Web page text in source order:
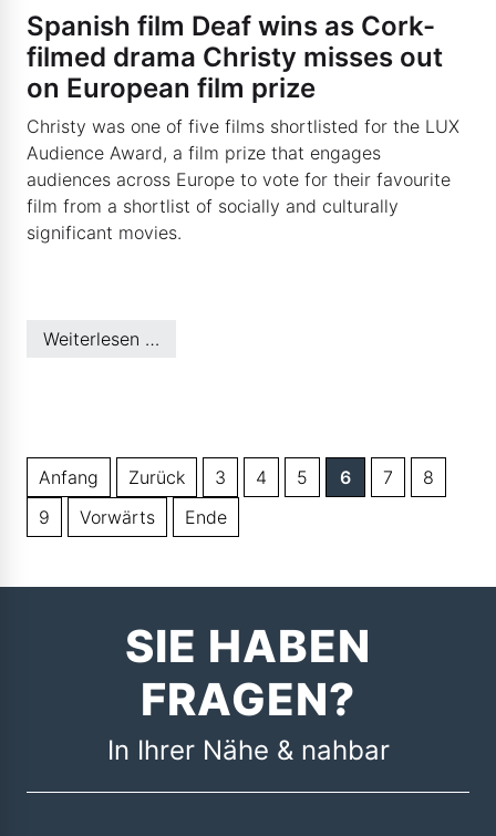
Spanish film Deaf wins as Cork-
filmed drama Christy misses out
on European film prize
Christy was one of five films shortlisted for the LUX
Audience Award, a film prize that engages
audiences across Europe to vote for their favourite
film from a shortlist of socially and culturally
significant movies.
Weiterlesen …
Anfang Zurück 3 4 5 6 7
8
9
Vorwärts Ende
SIE HABEN
FRAGEN?
In Ihrer Nähe & nahbar